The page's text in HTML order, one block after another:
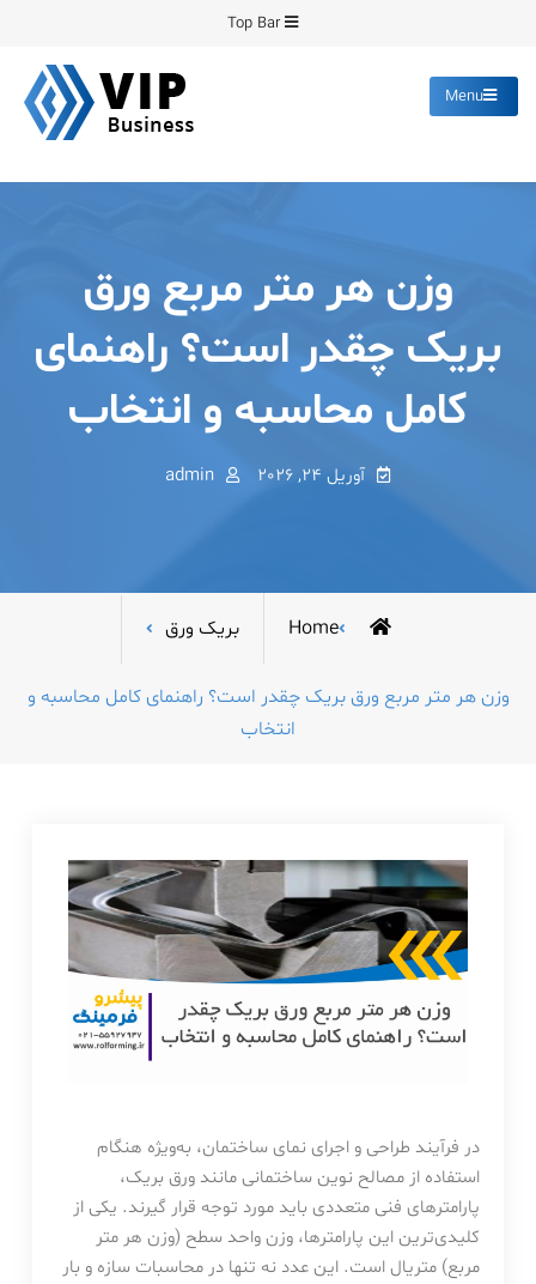
content
Top Bar
Menu
وزن هر متر مربع ورق
بریک چقدر است؟ راهنمای
کامل محاسبه و انتخاب
آوریل 24, 2026 admin
Home بریک ورق
وزن هر متر مربع ورق بریک چقدر است؟ راهنمای کامل محاسبه و
انتخاب
در فرآیند طراحی و اجرای نمای ساختمان، به‌ویژه هنگام
استفاده از مصالح نوین ساختمانی مانند ورق بریک،
پارامترهای فنی متعددی باید مورد توجه قرار گیرند. یکی از
کلیدی‌ترین این پارامترها، وزن واحد سطح (وزن هر متر
مربع) متریال است. این عدد نه تنها در محاسبات سازه و بار